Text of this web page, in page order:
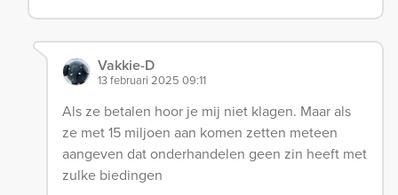
Vakkie-D
13 februari 2025 09:11
Als ze betalen hoor je mij niet klagen. Maar als
ze met 15 miljoen aan komen zetten meteen
aangeven dat onderhandelen geen zin heeft met
zulke biedingen